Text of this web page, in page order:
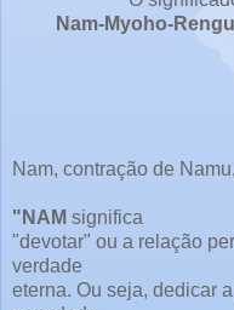
Nam-Myoho-
Nam, contração de
"NAM significa
"devotar" ou a relação
verdade
eterna. Ou seja, dedicar